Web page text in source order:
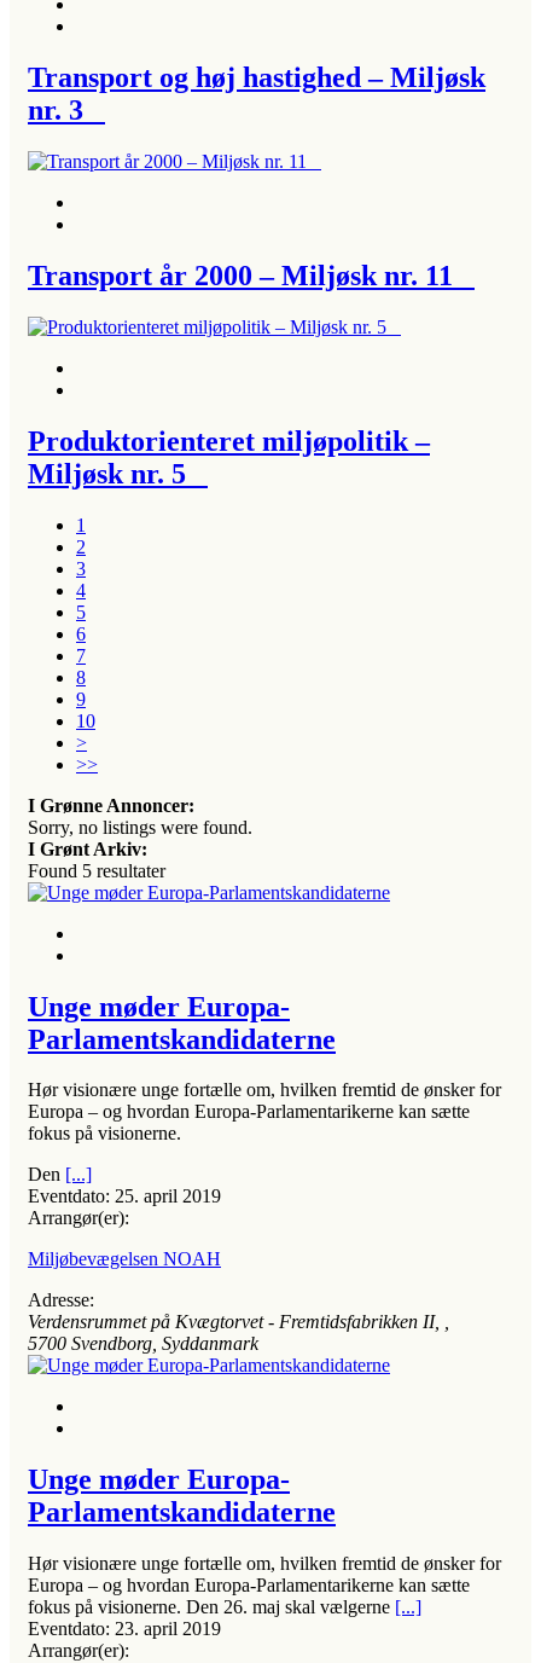
Transport og høj hastighed – Miljøsk
nr. 3
Transport år 2000 – Miljøsk nr. 11
Produktorienteret miljøpolitik –
Miljøsk nr. 5
1
2
3
4
5
6
7
8
9
10
>
>>
I Grønne Annoncer:
Sorry, no listings were found.
I Grønt Arkiv:
Found 5 resultater
Unge møder Europa-
Parlamentskandidaterne
Hør visionære unge fortælle om, hvilken fremtid de ønsker for
Europa – og hvordan Europa-Parlamentarikerne kan sætte
fokus på visionerne.
Den [...]
Eventdato: 25. april 2019
Arrangør(er):
Miljøbevægelsen NOAH
Adresse:
Verdensrummet på Kvægtorvet - Fremtidsfabrikken II, ,
5700 Svendborg, Syddanmark
Unge møder Europa-
Parlamentskandidaterne
Hør visionære unge fortælle om, hvilken fremtid de ønsker for
Europa – og hvordan Europa-Parlamentarikerne kan sætte
fokus på visionerne. Den 26. maj skal vælgerne [...]
Eventdato: 23. april 2019
Arrangør(er):